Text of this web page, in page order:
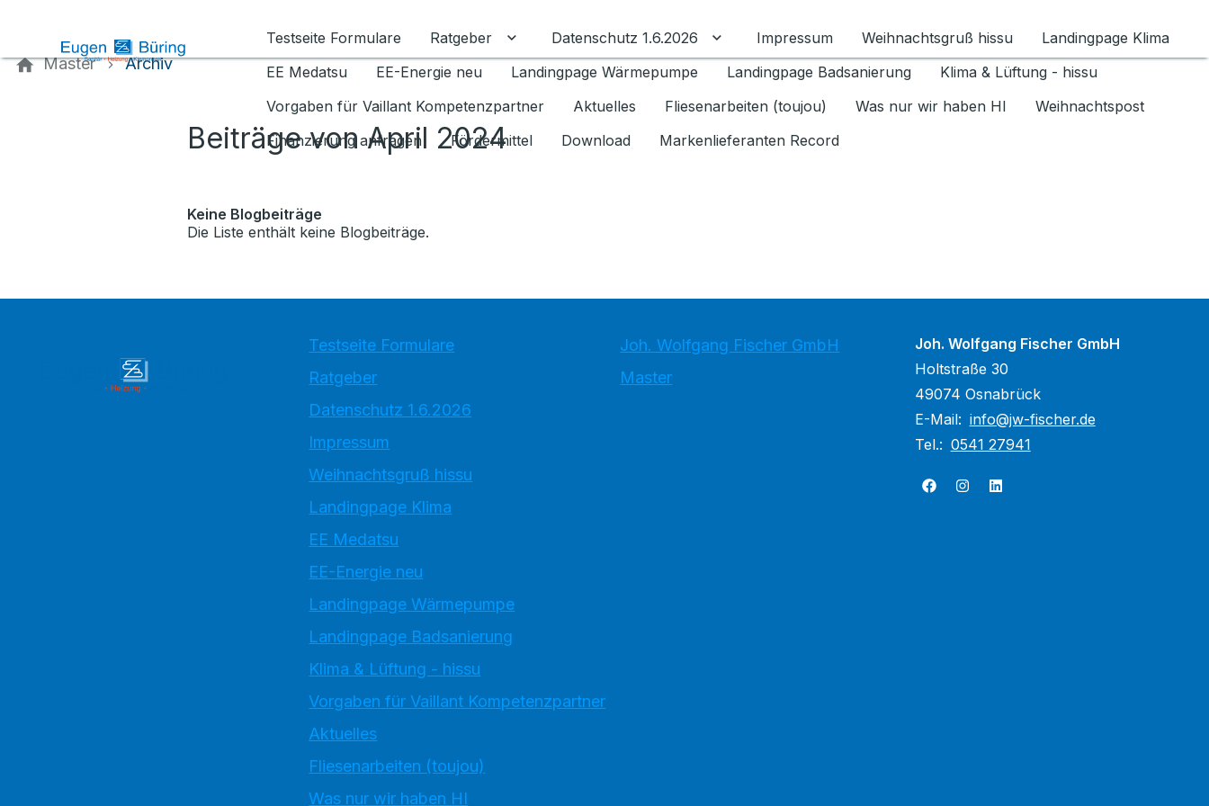
Testseite Formulare
Ratgeber Untermenü für Ratgeber umschalten
Datenschutz 1.6.2026 Untermenü für Datenschutz 1.6.2026 umschalten
Impressum Weihnachtsgruß hissu
Landingpage Klima
EE Medatsu
EE-Energie neu Landingpage Wärmepumpe Landingpage Badsanierung
Klima & Lüftung - hissu
Vorgaben für Vaillant Kompetenzpartner
Aktuelles Fliesenarbeiten (toujou) Was nur wir haben HI
Weihnachtspost
Finanzierung anfragen
Fördermittel Download Markenlieferanten Record
Master Archiv
Beiträge von April 2024
Keine Blogbeiträge
Die Liste enthält keine Blogbeiträge.
Testseite Formulare
Ratgeber
Datenschutz 1.6.2026
Impressum
Weihnachtsgruß hissu
Landingpage Klima
EE Medatsu
EE-Energie neu
Landingpage Wärmepumpe
Landingpage Badsanierung
Klima & Lüftung - hissu
Vorgaben für Vaillant Kompetenzpartner
Aktuelles
Fliesenarbeiten (toujou)
Was nur wir haben HI
Joh. Wolfgang Fischer GmbH
Master
Joh. Wolfgang Fischer GmbH
Holtstraße 30
49074 Osnabrück
E-Mail: info@jw-fischer.de
Tel.: 0541 27941